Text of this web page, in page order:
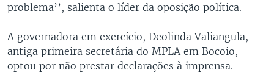
problema’’, salienta o líder da oposição política.
A governadora em exercício, Deolinda Valiangula,
antiga primeira secretária do MPLA em Bocoio,
optou por não prestar declarações à imprensa.